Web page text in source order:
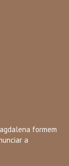
formem
a